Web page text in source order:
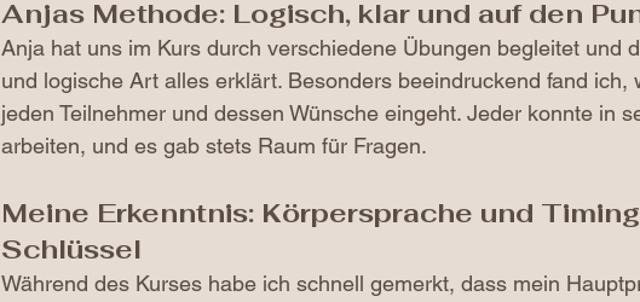
Anjas Methode: Logisch, klar und auf den
Anja hat uns im Kurs durch verschiedene Übungen begleitet und
und logische Art alles erklärt. Besonders beeindruckend fand ich,
jeden Teilnehmer und dessen Wünsche eingeht. Jeder konnte in
arbeiten, und es gab stets Raum für Fragen.
Meine Erkenntnis: Körpersprache und
Schlüssel
Während des Kurses habe ich schnell gemerkt, dass mein